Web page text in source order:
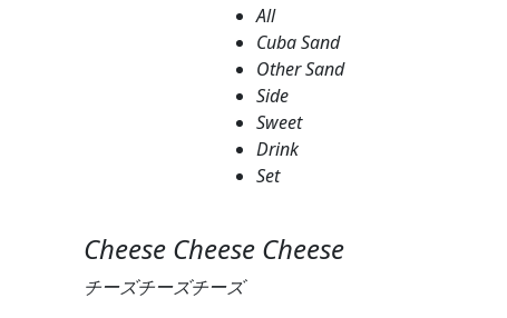
All
Cuba Sand
Other Sand
Side
Sweet
Drink
Set
Cheese Cheese Cheese
チーズチーズチーズ